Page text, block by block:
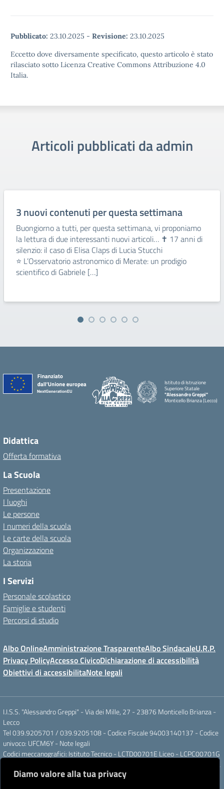
Diamo valore alla tua privacy
Pubblicato: 23.10.2025 - Revisione: 23.10.2025
Eccetto dove diversamente specificato, questo articolo è stato
rilasciato sotto Licenza Creative Commons Attribuzione 4.0
Italia.
Articoli pubblicati da admin
3 nuovi contenuti per questa settimana
Buongiorno a tutti, per questa settimana, vi proponiamo
la lettura di due interessanti nuovi articoli… ✝ 17 anni di
silenzio: il caso di Elisa Claps di Lucia Stucchi
⭐ L’Osservatorio astronomico di Merate: un prodigio
scientifico di Gabriele […]
Istituto di Istruzione
Superiore Statale
"Alessandro Greppi"
Monticello Brianza (Lecco)
Didattica
Offerta formativa
La Scuola
Presentazione
I luoghi
Le persone
I numeri della scuola
Le carte della scuola
Organizzazione
La storia
I Servizi
Personale scolastico
Famiglie e studenti
Percorsi di studio
Albo OnlineAmministrazione TrasparenteAlbo SindacaleU.R.P.
Privacy PolicyAccesso CivicoDichiarazione di accessibilità
Obiettivi di accessibilitaNote legali
I.I.S.S. "Alessandro Greppi" - Via dei Mille, 27 - 23876 Monticello Brianza -
Lecco
Tel 039.9205701 / 039.9205108 - Codice Fiscale 94003140137 - Codice
univoco: UFCM6Y - Note legali
Codici meccanografici: Istituto Tecnico - LCTD00701E Liceo - LCPC00701G
Posta elettronica ordinaria: LCIS007008@ISTRUZIONE.IT Posta elettronica
certificata: LCIS007008@PEC.ISTRUZIONE.IT